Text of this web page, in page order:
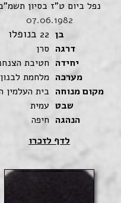
נפל ביום ט"ז בסיון
07.06.1982
בן 22 בנופלו
דרגה סרן
יחידה חטיבת
מערכה מלחמת
מקום מנוחה בית העלמין
שבט עמית
הנהגה חיפה
לדף לזכרו